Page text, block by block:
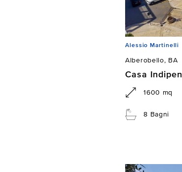
Alessio Martinelli
Alberobello, BA
Casa
1600 mq
8 Bagni